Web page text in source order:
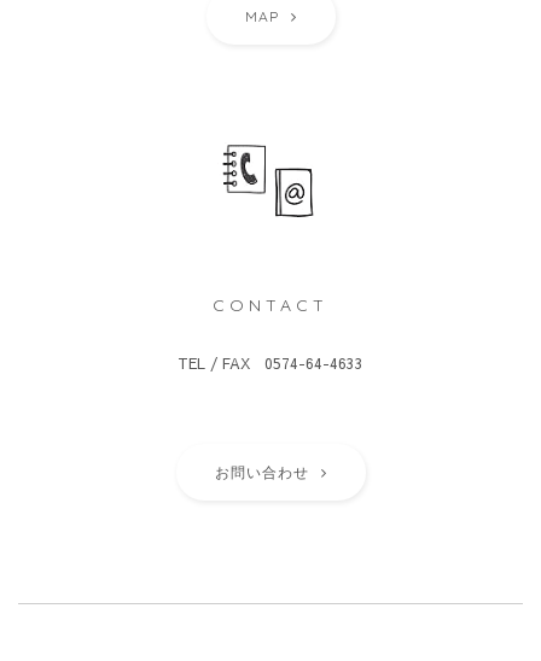
MAP
CONTACT
TEL / FAX 0574-64-4633
お問い合わせ